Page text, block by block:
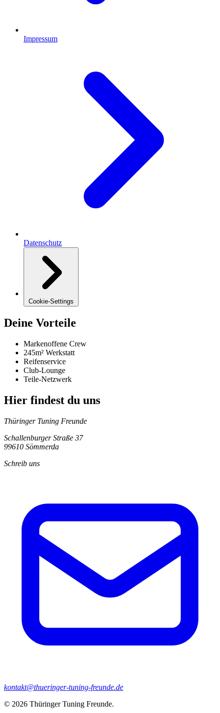
Impressum
Datenschutz
Cookie-Settings
Deine Vorteile
Markenoffene Crew
245m² Werkstatt
Reifenservice
Club-Lounge
Teile-Netzwerk
Hier findest du uns
Thüringer Tuning Freunde
Schallenburger Straße 37
99610 Sömmerda
Schreib uns
kontakt@thueringer-tuning-freunde.de
© 2026 Thüringer Tuning Freunde.